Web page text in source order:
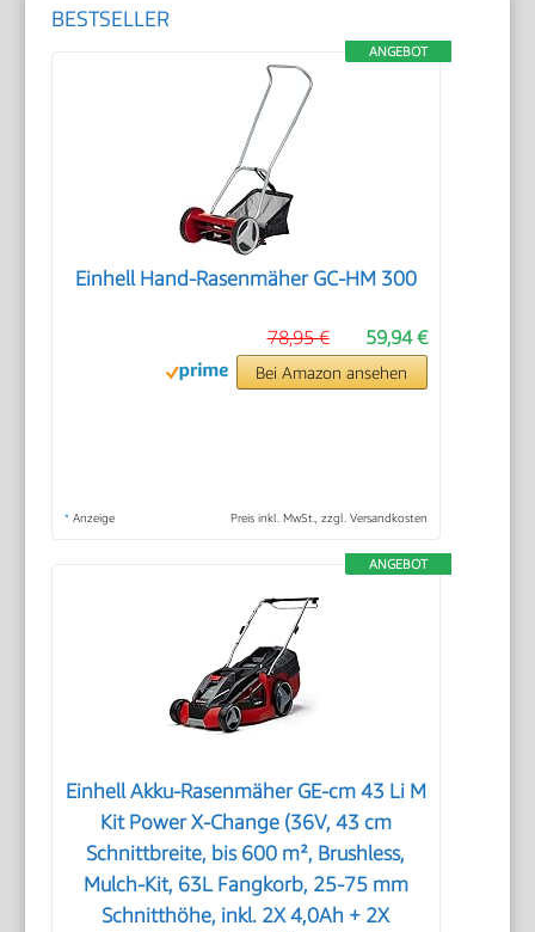
BESTSELLER
ANGEBOT
Einhell Hand-Rasenmäher GC-HM 300
59,94 €
78,95 €
Bei Amazon ansehen
* Anzeige Preis inkl. MwSt., zzgl. Versandkosten
ANGEBOT
Einhell Akku-Rasenmäher GE-cm 43 Li M
Kit Power X-Change (36V, 43 cm
Schnittbreite, bis 600 m², Brushless,
Mulch-Kit, 63L Fangkorb, 25-75 mm
Schnitthöhe, inkl. 2X 4,0Ah + 2X